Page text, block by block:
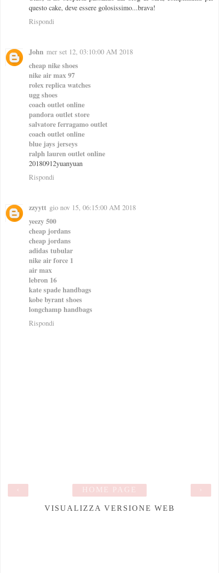
questo cake, deve essere golosissimo...brava!
Rispondi
John mer set 12, 03:10:00 AM 2018
cheap nike shoes
nike air max 97
rolex replica watches
ugg shoes
coach outlet online
pandora outlet store
salvatore ferragamo outlet
coach outlet online
blue jays jerseys
ralph lauren outlet online
20180912yuanyuan
Rispondi
zzyytt gio nov 15, 06:15:00 AM 2018
yeezy 500
cheap jordans
cheap jordans
adidas tubular
nike air force 1
air max
lebron 16
kate spade handbags
kobe byrant shoes
longchamp handbags
Rispondi
›
HOME PAGE
VISUALIZZA VERSIONE WEB